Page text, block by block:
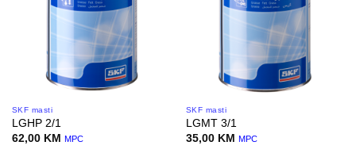
SKF masti
LGHP 2/1
62,00 KM MPC
SKF masti
LGMT 3/1
35,00 KM MPC